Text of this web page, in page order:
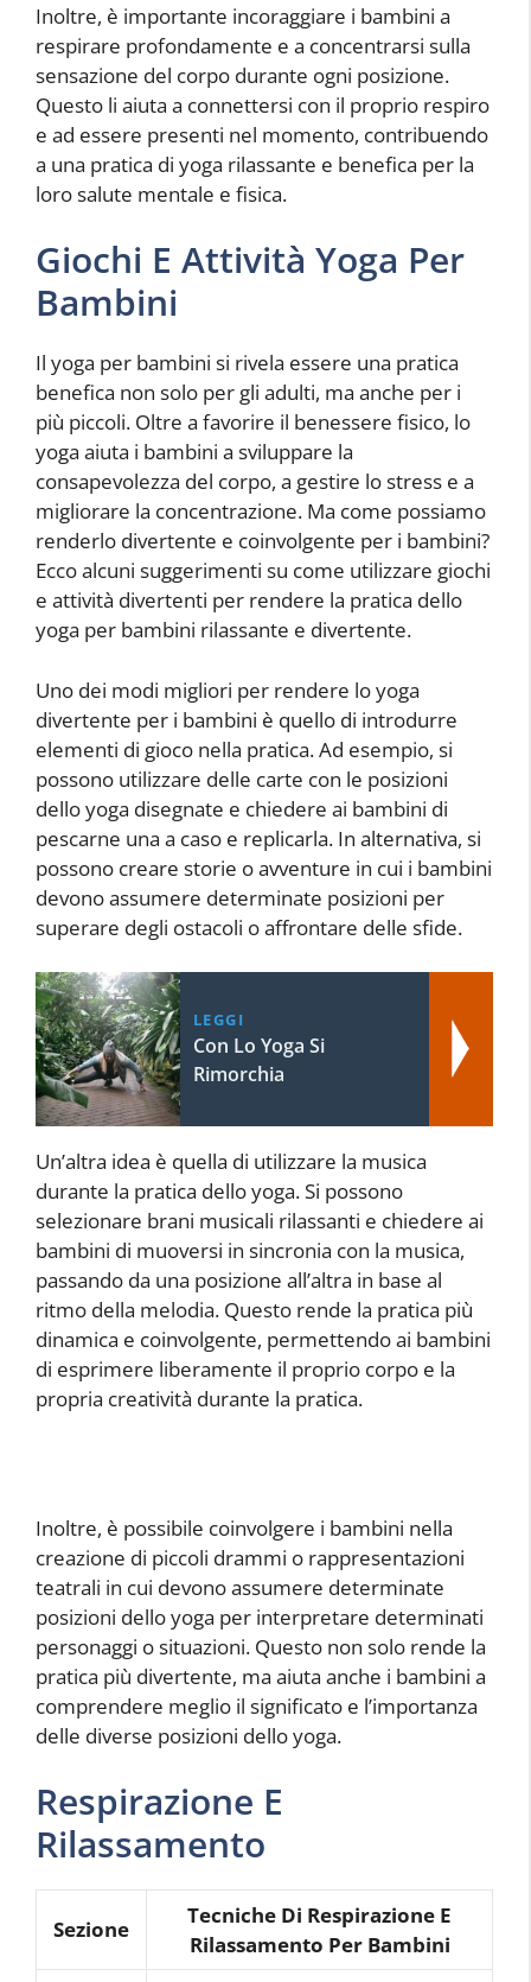
Inoltre, è importante incoraggiare i bambini a
respirare profondamente e a concentrarsi sulla
sensazione del corpo durante ogni posizione.
Questo li aiuta a connettersi con il proprio respiro
e ad essere presenti nel momento, contribuendo
a una pratica di yoga rilassante e benefica per la
loro salute mentale e fisica.
Giochi E Attività Yoga Per
Bambini
Il yoga per bambini si rivela essere una pratica
benefica non solo per gli adulti, ma anche per i
più piccoli. Oltre a favorire il benessere fisico, lo
yoga aiuta i bambini a sviluppare la
consapevolezza del corpo, a gestire lo stress e a
migliorare la concentrazione. Ma come possiamo
renderlo divertente e coinvolgente per i bambini?
Ecco alcuni suggerimenti su come utilizzare giochi
e attività divertenti per rendere la pratica dello
yoga per bambini rilassante e divertente.
Uno dei modi migliori per rendere lo yoga
divertente per i bambini è quello di introdurre
elementi di gioco nella pratica. Ad esempio, si
possono utilizzare delle carte con le posizioni
dello yoga disegnate e chiedere ai bambini di
pescarne una a caso e replicarla. In alternativa, si
possono creare storie o avventure in cui i bambini
devono assumere determinate posizioni per
superare degli ostacoli o affrontare delle sfide.
LEGGI
Con Lo Yoga Si
Rimorchia
Un’altra idea è quella di utilizzare la musica
durante la pratica dello yoga. Si possono
selezionare brani musicali rilassanti e chiedere ai
bambini di muoversi in sincronia con la musica,
passando da una posizione all’altra in base al
ritmo della melodia. Questo rende la pratica più
dinamica e coinvolgente, permettendo ai bambini
di esprimere liberamente il proprio corpo e la
propria creatività durante la pratica.
Inoltre, è possibile coinvolgere i bambini nella
creazione di piccoli drammi o rappresentazioni
teatrali in cui devono assumere determinate
posizioni dello yoga per interpretare determinati
personaggi o situazioni. Questo non solo rende la
pratica più divertente, ma aiuta anche i bambini a
comprendere meglio il significato e l’importanza
delle diverse posizioni dello yoga.
Respirazione E
Rilassamento
Sezione
Tecniche Di Respirazione E
Rilassamento Per Bambini